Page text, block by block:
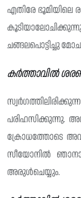
എതിരേ ഭൂമിയിലെ
ചങ്ങലപൊട്ടിച്ചു
കർത്താവിൽ
പരിഹസിക്കുന്നു.
ക്രോധത്തോടെ
സീയോനിൽ
അരുൾചെയ്യും.